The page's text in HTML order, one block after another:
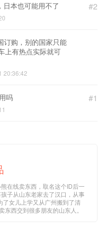
#2
本也可能用不了
订购，别的国家只能
上有热点实际就可
20:36:42
#1
吗
在线卖东西，取名这个ID后一
子从山东老家去了汉口，从事
女儿上学又从广州搬到了清
西交到很多朋友的山东人。